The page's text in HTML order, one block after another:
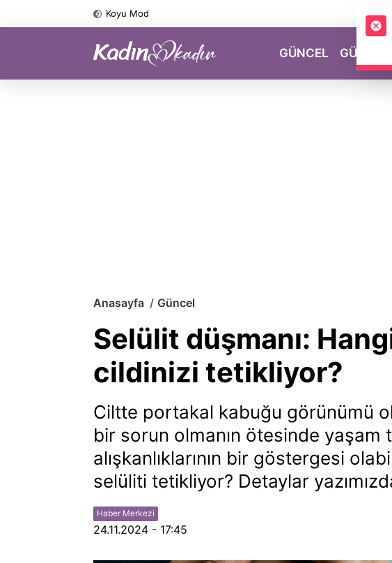
Koyu Mod
GÜNCEL GÜZELLİK
Anasayfa Güncel
Selülit düşmanı:
cildinizi tetikliyor?
Ciltte portakal kabuğu görünümü
bir sorun olmanın ötesinde yaşam
alışkanlıklarının bir göstergesi
selüliti tetikliyor? Detaylar
Haber Merkezi
24.11.2024 - 17:45